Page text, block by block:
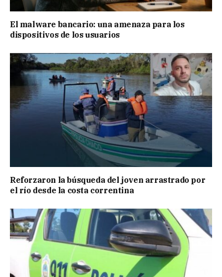
El malware bancario: una amenaza para los
dispositivos de los usuarios
Reforzaron la búsqueda del joven arrastrado por
el río desde la costa correntina